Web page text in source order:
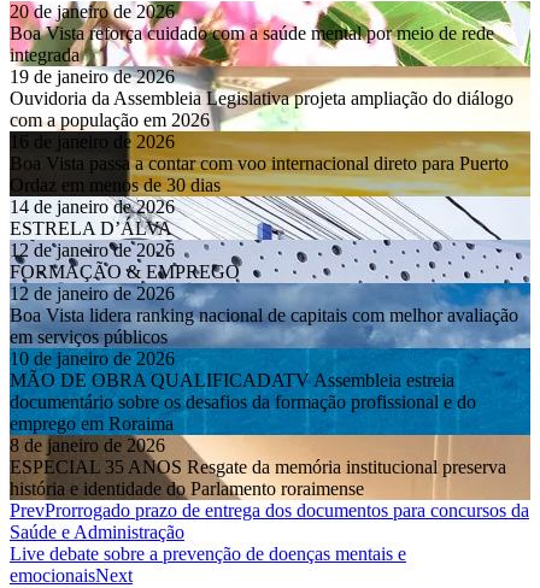
20 de janeiro de 2026
Boa Vista reforça cuidado com a saúde mental por meio de rede
integrada
19 de janeiro de 2026
Ouvidoria da Assembleia Legislativa projeta ampliação do diálogo
com a população em 2026
16 de janeiro de 2026
Boa Vista passa a contar com voo internacional direto para Puerto
Ordaz em menos de 30 dias
14 de janeiro de 2026
ESTRELA D’ÁLVA
12 de janeiro de 2026
FORMAÇÃO & EMPREGO
12 de janeiro de 2026
Boa Vista lidera ranking nacional de capitais com melhor avaliação
em serviços públicos
10 de janeiro de 2026
MÃO DE OBRA QUALIFICADATV Assembleia estreia
documentário sobre os desafios da formação profissional e do
emprego em Roraima
8 de janeiro de 2026
ESPECIAL 35 ANOS Resgate da memória institucional preserva
história e identidade do Parlamento roraimense
PrevProrrogado prazo de entrega dos documentos para concursos da
Saúde e Administração
Live debate sobre a prevenção de doenças mentais e
emocionaisNext